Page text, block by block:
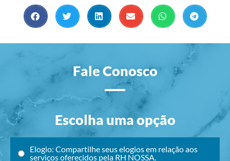
Fale Conosco
Escolha uma opção
Elogio: Compartilhe seus elogios em relação aos
serviços oferecidos pela RH NOSSA.